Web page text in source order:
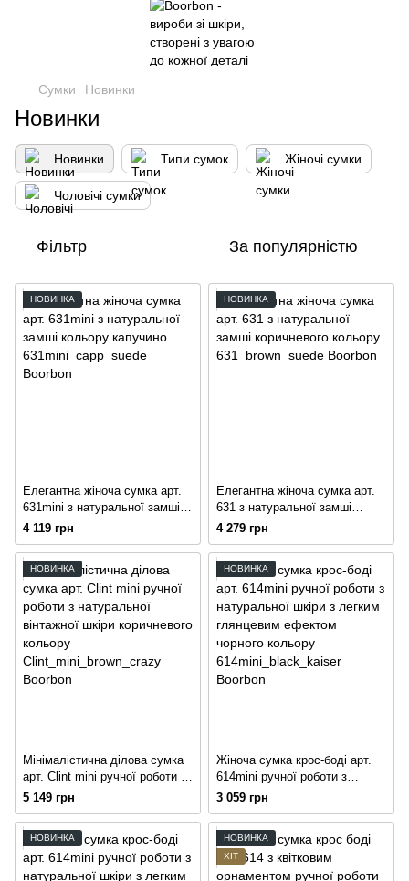
Сумки Новинки
Новинки
Новинки Типи сумок Жіночі сумки
Чоловічі сумки
Фільтр За популярністю
НОВИНКА
Елегантна жіноча сумка арт.
631mini з натуральної замші
кольору капучино
4 119 грн
НОВИНКА
Елегантна жіноча сумка арт.
631 з натуральної замші
коричневого кольору
4 279 грн
НОВИНКА
Мінімалістична ділова сумка
арт. Clint mini ручної роботи з
натуральної вінтажної шкіри
5 149 грн
НОВИНКА
Жіноча сумка крос-боді арт.
614mini ручної роботи з
натуральної шкіри з легким
кольору
3 059 грн
НОВИНКА
НОВИНКА
ХІТ